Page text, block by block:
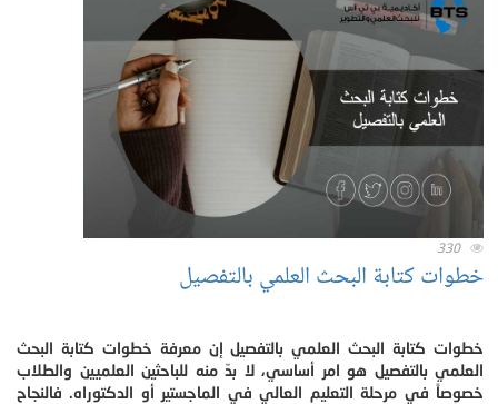
330
خطوات كتابة البحث العلمي بالتفصيل
خطوات كتابة البحث العلمي بالتفصيل إن معرفة خطوات كتابة البحث
العلمي بالتفصيل هو امر أساسي، لا بدّ منه للباحثين العلميين والطلاب
خصوصاً في مرحلة التعليم العالي في الماجستير أو الدكتوراه. فالنجاح